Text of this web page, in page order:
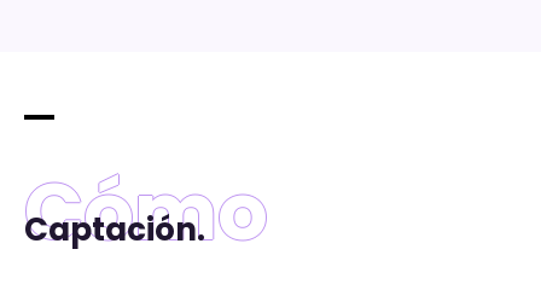
Cómo
Captación.